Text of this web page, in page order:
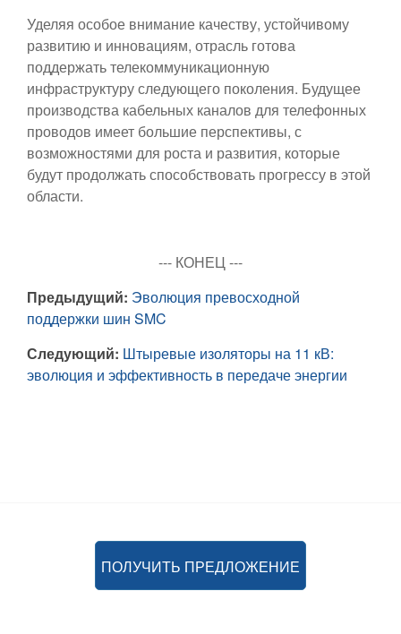
Уделяя особое внимание качеству, устойчивому
развитию и инновациям, отрасль готова
поддержать телекоммуникационную
инфраструктуру следующего поколения. Будущее
производства кабельных каналов для телефонных
проводов имеет большие перспективы, с
возможностями для роста и развития, которые
будут продолжать способствовать прогрессу в этой
области.
--- КОНЕЦ ---
Предыдущий: Эволюция превосходной
поддержки шин SMC
Следующий: Штыревые изоляторы на 11 кВ:
эволюция и эффективность в передаче энергии
ПОЛУЧИТЬ ПРЕДЛОЖЕНИЕ